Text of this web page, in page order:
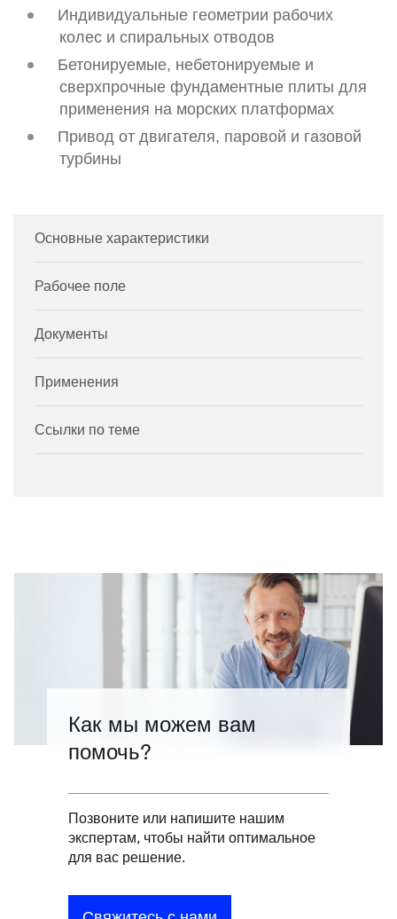
Индивидуальные геометрии рабочих
колес и спиральных отводов
Бетонируемые, небетонируемые и
сверхпрочные фундаментные плиты для
применения на морских платформах
Привод от двигателя, паровой и газовой
турбины
Основные характеристики
Рабочее поле
Документы
Применения
Ссылки по теме
Как мы можем вам
помочь?
Позвоните или напишите нашим
экспертам, чтобы найти оптимальное
для вас решение.